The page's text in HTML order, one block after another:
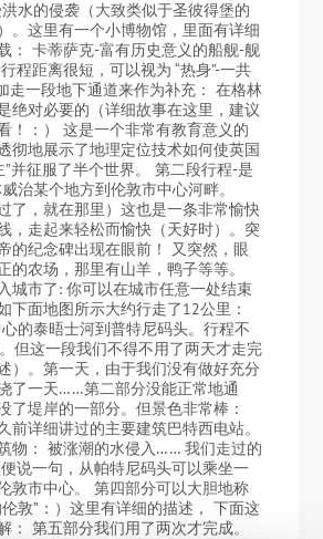
水的侵袭（大致类似于圣彼得堡的
。这里有一个小博物馆，里面有详细
： 卡蒂萨克-富有历史意义的船舰-舰
程距离很短，可以视为 “热身”-一共
走一段地下通道来作为补充： 在格林
绝对必要的（详细故事在这里，建议
！：） 这是一个非常有教育意义的
彻地展示了地理定位技术如何使英国
”并征服了半个世界。 第二段行程-是
治某个地方到伦敦市中心河畔。
了，就在那里）这也是一条非常愉快
，走起来轻松而愉快（天好时）。突
的纪念碑出现在眼前！ 又突然，眼
的农场，那里有山羊，鸭子等等。
城市了: 你可以在城市任意一处结束
下面地图所示大约行走了12公里：
的泰晤士河到普特尼码头。行程不
但这一段我们不得不用了两天才走完
）。第一天，由于我们没有做好充分
了一天……第二部分没能正常地通
了堤岸的一部分。但景色非常棒：
前详细讲过的主要建筑巴特西电站。
物： 被涨潮的水侵入…… 我们走过的
说一句，从帕特尼码头可以乘坐一
敦市中心。 第四部分可以大胆地称
敦”：）这里有详细的描述， 下面这
： 第五部分我们用了两次才完成。